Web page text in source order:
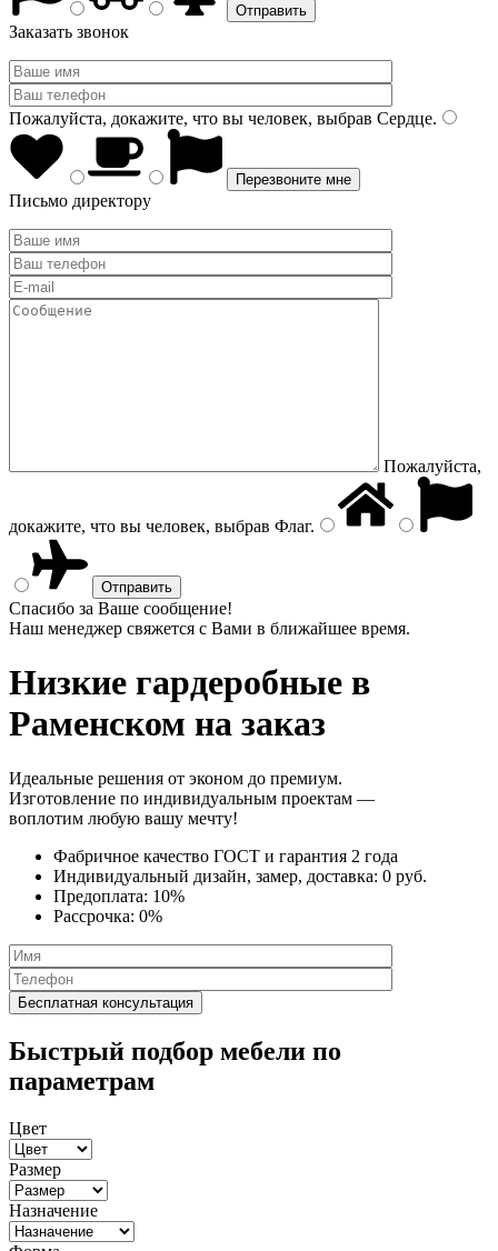
Заказать звонок
Пожалуйста, докажите, что вы человек, выбрав Сердце.
Письмо директору
Пожалуйста,
докажите, что вы человек, выбрав Флаг.
Спасибо за Ваше сообщение!
Наш менеджер свяжется с Вами в ближайшее время.
Низкие гардеробные в
Раменском на заказ
Идеальные решения от эконом до премиум.
Изготовление по индивидуальным проектам —
воплотим любую вашу мечту!
Фабричное качество ГОСТ и гарантия 2 года
Индивидуальный дизайн, замер, доставка: 0 руб.
Предоплата: 10%
Рассрочка: 0%
Быстрый подбор мебели по
параметрам
Цвет
Размер
Назначение